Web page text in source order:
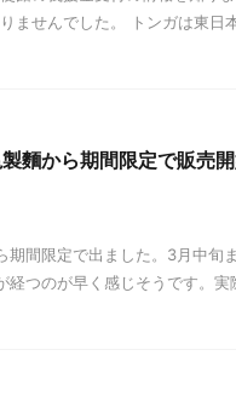
ませんでした。 トンガは東日
麵から期間限定で販売
間限定で出ました。3月中旬
経つのが早く感じそうです。